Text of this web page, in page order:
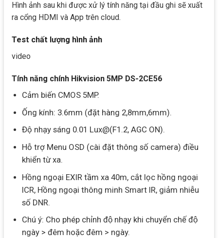
Hình ảnh sau khi được xử lý tính năng tại đầu ghi sẽ xuất
ra cổng HDMI và App trên cloud.
Test chất lượng hình ảnh
video
Tính năng chính Hikvision 5MP DS-2CE56
Cảm biến CMOS 5MP.
Ống kính: 3.6mm (đặt hàng 2,8mm,6mm).
Độ nhạy sáng 0.01 Lux@(F1.2, AGC ON).
Hỗ trợ Menu OSD (cài đặt thông số camera) điều
khiển từ xa.
Hồng ngoại EXIR tầm xa 40m, cắt lọc hồng ngoại
ICR, Hồng ngoại thông minh Smart IR, giảm nhiễu
số DNR.
Chú ý: Cho phép chỉnh độ nhạy khi chuyển chế độ
ngày > đêm hoặc đêm > ngày.